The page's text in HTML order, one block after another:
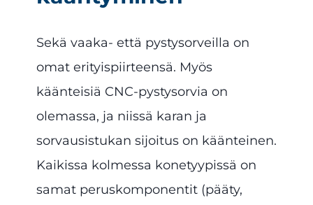
Sekä vaaka- että pystysorveilla on
omat erityispiirteensä. Myös
käänteisiä CNC-pystysorvia on
olemassa, ja niissä karan ja
sorvausistukan sijoitus on käänteinen.
Kaikissa kolmessa konetyypissä on
samat peruskomponentit (pääty,